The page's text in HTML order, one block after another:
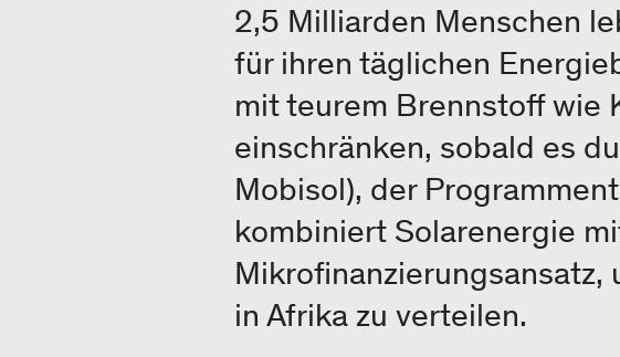
2,5 Milliarden Menschen
für ihren täglichen
mit teurem Brennstoff wie
einschränken, sobald es
Mobisol), der
kombiniert Solarenergie
Mikrofinanzierungsansatz,
in Afrika zu verteilen.